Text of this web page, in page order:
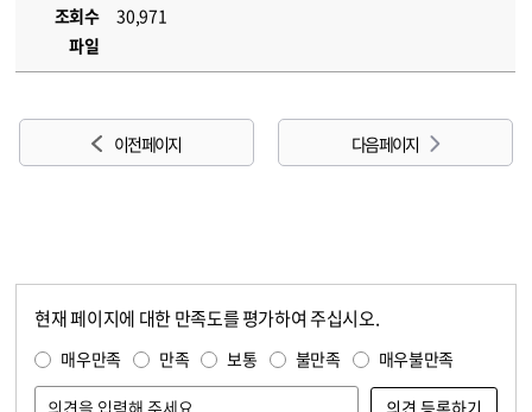
조회수
30,971
파일
이전 페이지 다음 페이지
현재 페이지에 대한 만족도를 평가하여 주십시오.
매우만족 만족 보통 불만족 매우불만족